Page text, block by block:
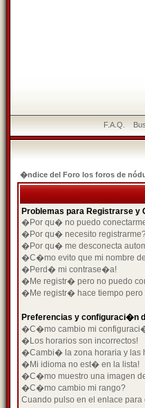
F.A.Q.
�ndice del Foro los foros de
Problemas para Registrarse y
�Por qu� no puedo
�Por qu� necesito
�Por qu� me desconecta
�C�mo evito que mi nombre
�Perd� mi contrase�a!
�Me registr� pero no puedo
�Me registr� hace tiempo pero
Preferencias y configuraci�n
�C�mo cambio mi
�Los horarios son incorrectos!
�Cambi� la zona horaria y las
�Mi idioma no est� en la lista!
�C�mo muestro una imagen
�C�mo cambio mi rango?
Cuando pulso en el enlace